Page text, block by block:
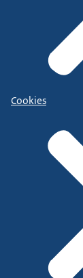
Cookies